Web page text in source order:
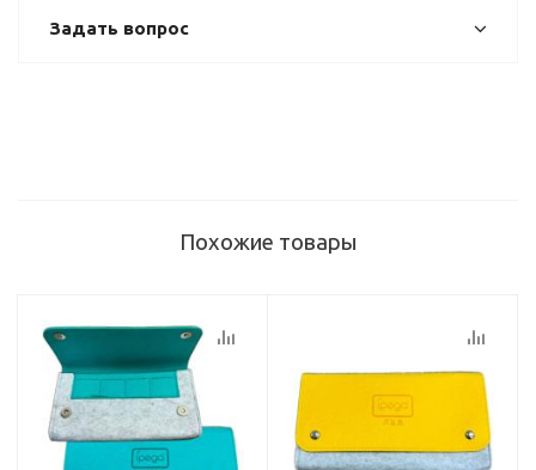
Задать вопрос
Похожие товары